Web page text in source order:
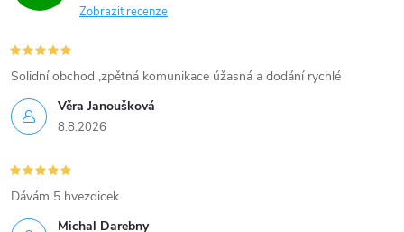
Zobrazit recenze
Věra Janoušková
8.8.2026
Solidní obchod ,zpětná komunikace úžasná a dodání rychlé
Michal Darebny
Dávám 5 hvezdicek